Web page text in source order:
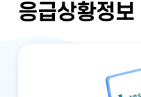
응급상황정보